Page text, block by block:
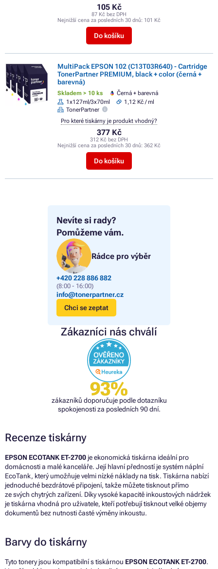
Nevíte si rady?
Pomůžeme vám.
Rádce pro výběr
+420 228 886 882
(8:00 - 16:00)
info@tonerpartner.cz
Chci se zeptat
Zákazníci nás chválí
93%
zákazníků doporučuje podle dotazníku
spokojenosti za posledních 90 dní.
105 Kč
87 Kč bez DPH
Nejnižší cena za posledních 30 dnů: 101 Kč
Do košíku
MultiPack EPSON 102 (C13T03R640) - Cartridge
TonerPartner PREMIUM, black + color (černá +
barevná)
Skladem > 10 ks
Černá + barevná
1x127ml/3x70ml
1,12 Kč / ml
TonerPartner
377 Kč
312 Kč bez DPH
Nejnižší cena za posledních 30 dnů: 362 Kč
Do košíku
Pro které tiskárny je produkt vhodný?
Recenze tiskárny
EPSON ECOTANK ET-2700 je ekonomická tiskárna ideální pro
domácnosti a malé kanceláře. Její hlavní předností je systém náplní
EcoTank, který umožňuje velmi nízké náklady na tisk. Tiskárna nabízí
jednoduché bezdrátové připojení, takže můžete tisknout přímo
ze svých chytrých zařízení. Díky vysoké kapacitě inkoustových nádržek
je tiskárna vhodná pro uživatele, kteří potřebují tisknout velké objemy
dokumentů bez nutnosti časté výměny inkoustu.
Barvy do tiskárny
Tyto tonery jsou kompatibilní s tiskárnou EPSON ECOTANK ET-2700.